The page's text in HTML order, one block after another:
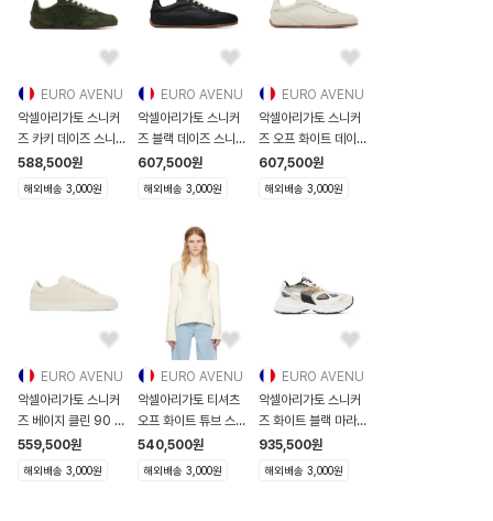
EURO AVENU
악셀아리가토 스니커
즈 카키 데이즈 스니커
즈
262307M237016
588,500원
해외배송 3,000원
EURO AVENU
악셀아리가토 스니커
즈 블랙 데이즈 스니커
즈
262307M237018
607,500원
해외배송 3,000원
EURO AVENU
악셀아리가토 스니커
즈 오프 화이트 데이즈
스니커즈
262307M2
607,500원
해외배송 3,000원
EURO AVENU
악셀아리가토 스니커
즈 베이지 클린 90 스
니커즈
559,500원
해외배송 3,000원
EURO AVENU
악셀아리가토 티셔츠
오프 화이트 튜브 스웨
터
540,500원
해외배송 3,000원
EURO AVENU
악셀아리가토 스니커
즈 화이트 블랙 마라톤
스니커즈 232307
935,500원
해외배송 3,000원